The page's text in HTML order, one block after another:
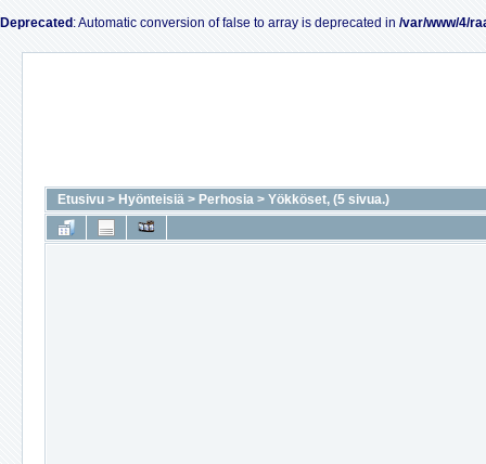
Deprecated : Automatic conversion of false to array is deprecated in /var/www/4/
Etusivu > Hyönteisiä > Perhosia > Yökköset, (5 sivua.)